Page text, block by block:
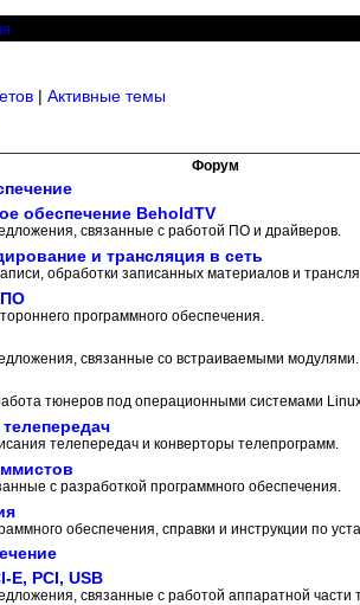
| Активные темы
Форум
обеспечение BeholdTV
связанные с работой ПО и драйверов.
и трансляция в сеть
обработки записанных материалов и
ПО
программного обеспечения.
связанные со встраиваемыми модулями.
тюнеров под операционными системами
телепередач и конверторы телепрограмм.
с разработкой программного обеспечения.
обеспечения, справки и инструкции по
E, PCI, USB
связанные с работой аппаратной части